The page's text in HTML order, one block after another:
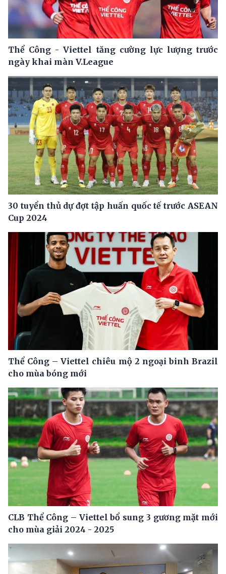
Thể Công - Viettel tăng cường lực lượng trước
ngày khai màn V.League
30 tuyển thủ dự đợt tập huấn quốc tế trước ASEAN
Cup 2024
Thể Công – Viettel chiêu mộ 2 ngoại binh Brazil
cho mùa bóng mới
CLB Thể Công – Viettel bổ sung 3 gương mặt mới
cho mùa giải 2024 - 2025